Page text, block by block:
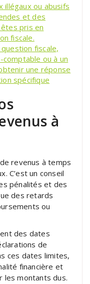
illégaux ou abusifs
et des
pris en
fiscale.
fiscale,
ou à un
une réponse
spécifique
à
revenus à temps
C’est un conseil
pénalités et des
des retards
ou
des dates
de
ces dates limites,
financière et
les montants dus.